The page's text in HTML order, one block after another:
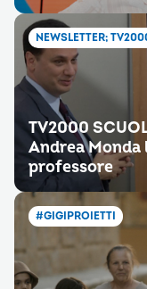
NEWSLETTER;
TV2000
Andrea Monda
professore
#GIGIPROIETTI